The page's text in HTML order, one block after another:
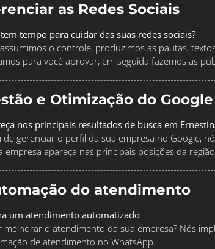
as Redes Sociais
tempo para cuidar das suas redes sociais?
o controle, produzimos as pautas,
para você aprovar, em seguida fazemos as
e Otimização do
nos principais resultados de busca em
de gerenciar o perfil da sua empresa no Google,
empresa apareça nas principais posições da
do atendimento
um atendimento automatizado
melhorar o atendimento da sua empresa? Nós
de atendimento no WhatsApp.